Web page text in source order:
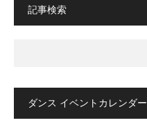
記事検索
ダンス イベントカレンダー